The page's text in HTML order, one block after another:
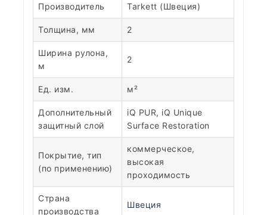
Производитель Tarkett (Швеция)
Толщина, мм 2
Ширина рулона,
м
2
Ед. изм. м²
Дополнительный
защитный слой
iQ PUR, iQ Unique
Surface Restoration
Покрытие, тип
(по применению)
коммерческое,
высокая
проходимость
Страна
производства
Швеция